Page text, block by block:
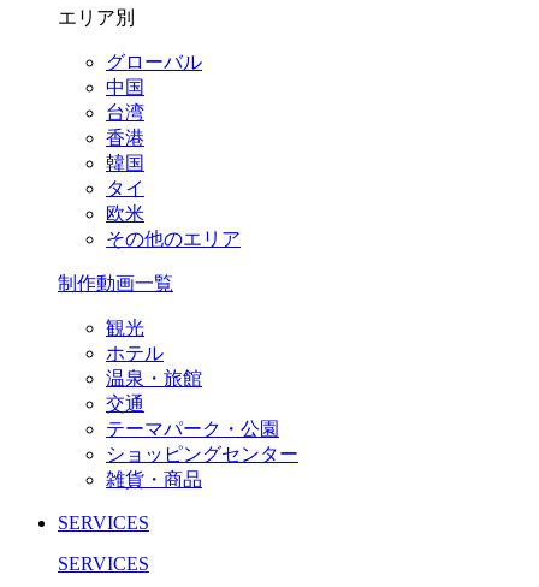
エリア別
グローバル
中国
台湾
香港
韓国
タイ
欧米
その他のエリア
制作動画一覧
観光
ホテル
温泉・旅館
交通
テーマパーク・公園
ショッピングセンター
雑貨・商品
SERVICES
SERVICES